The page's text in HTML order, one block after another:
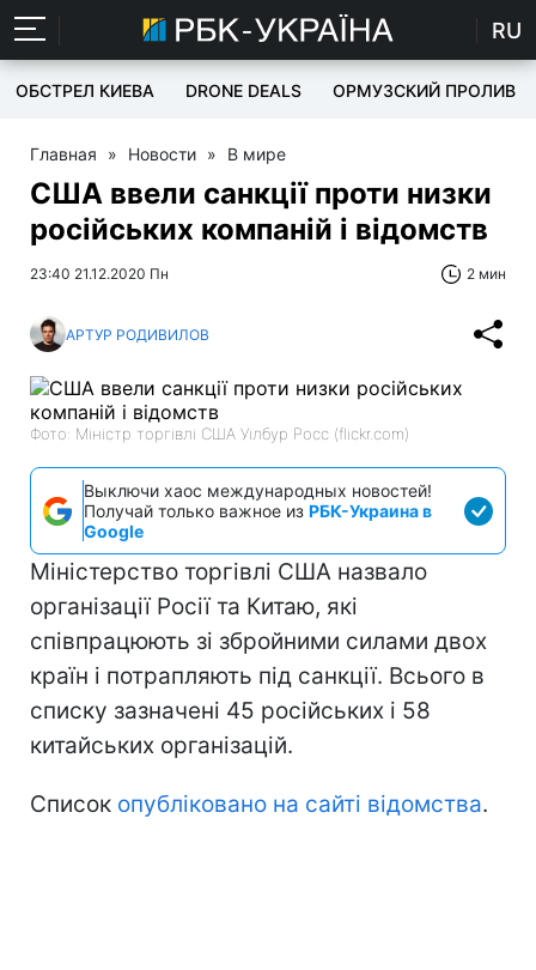
RU
ОБСТРЕЛ КИЕВА DRONE DEALS ОРМУЗСКИЙ ПРОЛИВ
Главная » Новости » В мире
США ввели санкції проти низки
російських компаній і відомств
23:40 21.12.2020 Пн 2 мин
АРТУР РОДИВИЛОВ
Фото: Міністр торгівлі США Уілбур Росс (flickr.com)
Выключи хаос международных новостей!
Получай только важное из РБК-Украина в
Google
Міністерство торгівлі США назвало
організації Росії та Китаю, які
співпрацюють зі збройними силами двох
країн і потрапляють під санкції. Всього в
списку зазначені 45 російських і 58
китайських організацій.
Список опубліковано на сайті відомства.